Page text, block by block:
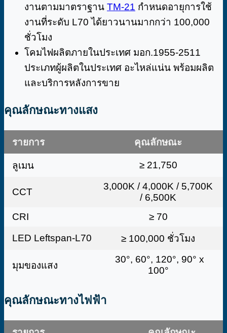
งานตามมาตราฐาน TM-21 กำหนดอายุการใช้
งานที่ระดับ L70 ได้ยาวนานมากกว่า 100,000
ชั่วโมง
โคมไฟผลิตภายในประเทศ มอก.1955-2511
ประเภทผู้ผลิตในประเทศ อะไหล่แน่น พร้อมผลิต
และบริการหลังการขาย
คุณลักษณะทางแสง
รายการ คุณลักษณะ
ลูเมน ≥ 21,750
CCT
3,000K / 4,000K / 5,700K
/ 6,500K
CRI
≥ 70
LED Leftspan-L70
≥ 100,000 ชั่วโมง
มุมของแสง
30°, 60°, 120°, 90° x
100°
คุณลักษณะทางไฟฟ้า